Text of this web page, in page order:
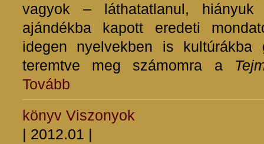
vagyok – láthatatlanul,
ajándékba kapott eredeti
idegen nyelvekben is
teremtve meg számomra a
Tovább
könyv Viszonyok
| 2012.01 |